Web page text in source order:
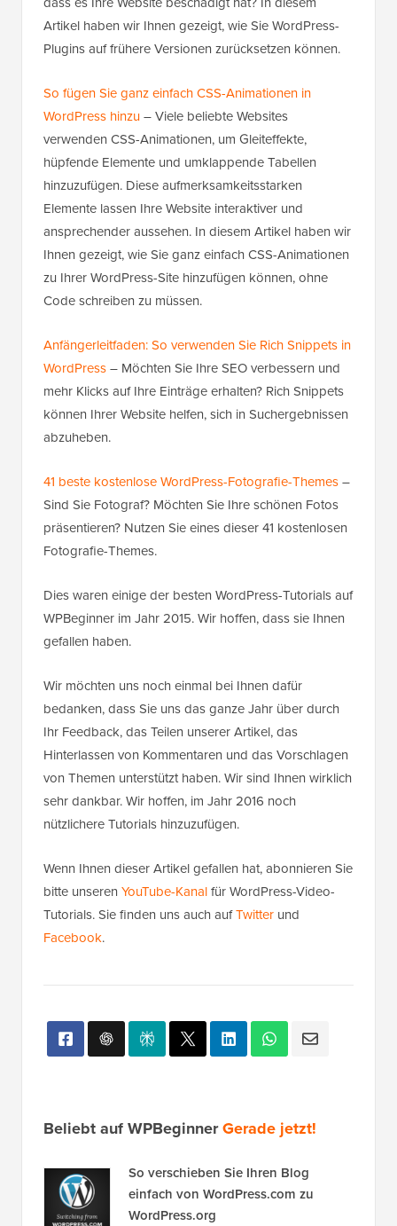
Artikel haben wir Ihnen gezeigt, wie Sie WordPress-
Plugins auf frühere Versionen zurücksetzen können.
So fügen Sie ganz einfach CSS-Animationen in
WordPress hinzu– Viele beliebte Websites
verwenden CSS-Animationen, um Gleiteffekte,
hüpfende Elemente und umklappende Tabellen
hinzuzufügen. Diese aufmerksamkeitsstarken
Elemente lassen Ihre Website interaktiver und
ansprechender aussehen. In diesem Artikel haben wir
Ihnen gezeigt, wie Sie ganz einfach CSS-Animationen
zu Ihrer WordPress-Site hinzufügen können, ohne
Code schreiben zu müssen.
Anfängerleitfaden: So verwenden Sie Rich Snippets in
WordPress– Möchten Sie Ihre SEO verbessern und
mehr Klicks auf Ihre Einträge erhalten? Rich Snippets
können Ihrer Website helfen, sich in Suchergebnissen
abzuheben.
41 beste kostenlose WordPress-Fotografie-Themes–
Sind Sie Fotograf? Möchten Sie Ihre schönen Fotos
präsentieren? Nutzen Sie eines dieser 41 kostenlosen
Fotografie-Themes.
Dies waren einige der besten WordPress-Tutorials auf
WPBeginner im Jahr 2015. Wir hoffen, dass sie Ihnen
gefallen haben.
Wir möchten uns noch einmal bei Ihnen dafür
bedanken, dass Sie uns das ganze Jahr über durch
Ihr Feedback, das Teilen unserer Artikel, das
Hinterlassen von Kommentaren und das Vorschlagen
von Themen unterstützt haben. Wir sind Ihnen wirklich
sehr dankbar. Wir hoffen, im Jahr 2016 noch
nützlichere Tutorials hinzuzufügen.
Wenn Ihnen dieser Artikel gefallen hat, abonnieren Sie
bitte unseren YouTube-Kanalfür WordPress-Video-
Tutorials. Sie finden uns auch aufTwitter und
Facebook.
Beliebt auf WPBeginnerGerade jetzt!
So verschieben Sie Ihren Blog
einfach von WordPress.com zu
WordPress.org